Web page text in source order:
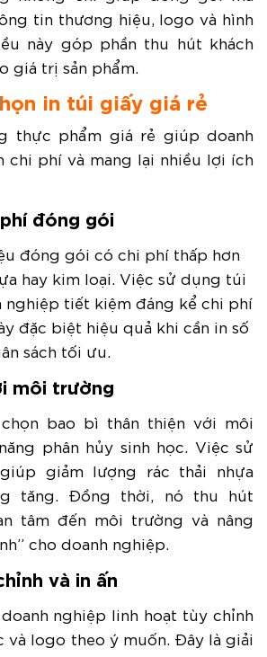
tin thương hiệu, logo và hình
này góp phần thu hút khách
giá trị sản phẩm.
in túi giấy giá rẻ
thực phẩm giá rẻ giúp doanh
chi phí và mang lại nhiều lợi ích
đóng gói
đóng gói có chi phí thấp hơn
hay kim loại. Việc sử dụng túi
nghiệp tiết kiệm đáng kể chi phí
đặc biệt hiệu quả khi cần in số
sách tối ưu.
môi trường
bao bì thân thiện với môi
phân hủy sinh học. Việc sử
giảm lượng rác thải nhựa
tăng. Đồng thời, nó thu hút
tâm đến môi trường và nâng
cho doanh nghiệp.
và in ấn
nghiệp linh hoạt tùy chỉnh
và logo theo ý muốn. Đây là giải